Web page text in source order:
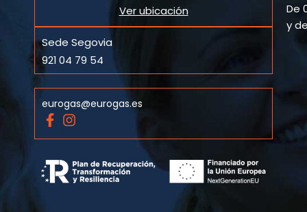
Ver ubicación
Sede Segovia
921 04 79 54
eurogas@eurogas.es
F
a
c
e
b
o
I
n
s
t
a
g
De
y